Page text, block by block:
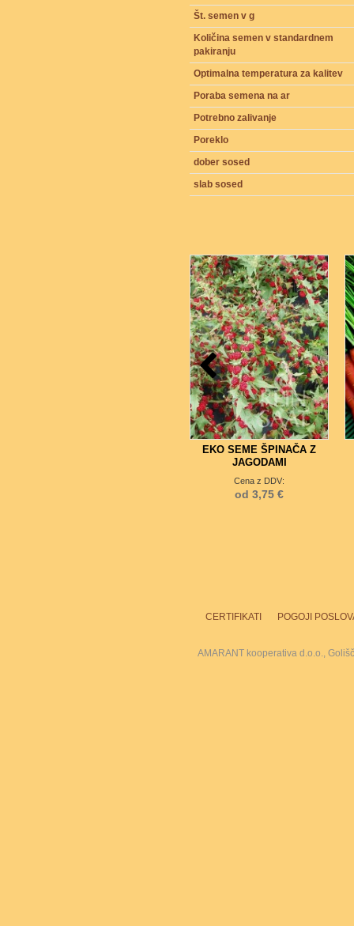
Št. semen v g
Količina semen v standardnem
pakiranju
Optimalna temperatura za kalitev
Poraba semena na ar
Potrebno zalivanje
Poreklo
dober sosed
slab sosed
4
EKO SEME ŠPINAČA Z
JAGODAMI
Cena z DDV:
od 3,75 €
CERTIFIKATI POGOJI
AMARANT kooperativa d.o.o.,